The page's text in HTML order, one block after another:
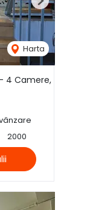
Harta
Next
4 Camere,
2000